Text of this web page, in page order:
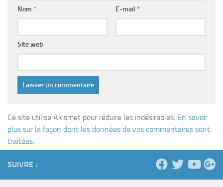
Nom * E-mail *
Site web
Ce site utilise Akismet pour réduire les indésirables. En savoir
plus sur la façon dont les données de vos commentaires sont
traitées.
SUIVRE :